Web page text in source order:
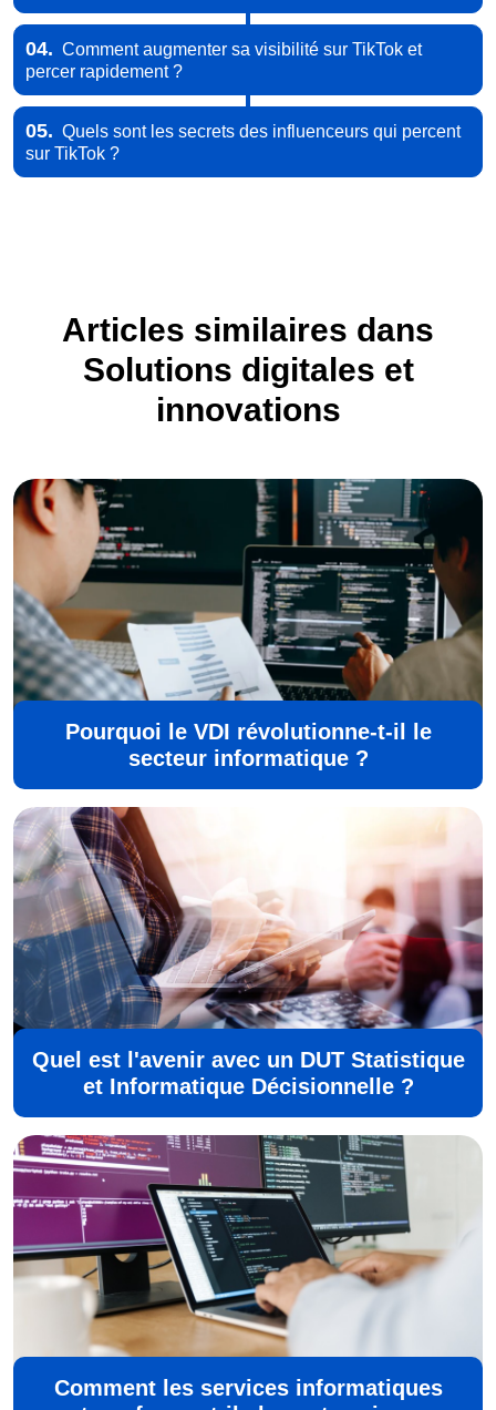
04. Comment augmenter sa visibilité sur TikTok et
percer rapidement ?
05. Quels sont les secrets des influenceurs qui percent
sur TikTok ?
Articles similaires dans
Solutions digitales et
innovations
Pourquoi le VDI révolutionne-t-il le
secteur informatique ?
Quel est l'avenir avec un DUT Statistique
et Informatique Décisionnelle ?
Comment les services informatiques